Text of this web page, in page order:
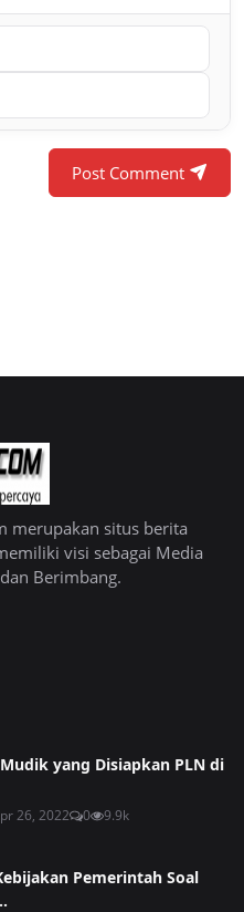
Post Comment
merupakan situs berita
visi sebagai Media
Berimbang.
yang Disiapkan PLN di
26, 2022 0 9.9k
Pemerintah Soal